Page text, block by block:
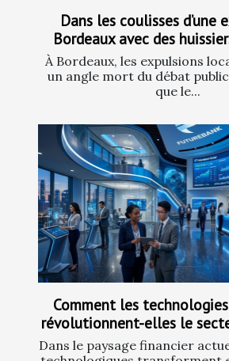
Dans les coulisses d’une
Bordeaux avec des
À Bordeaux, les expulsions
un angle mort du débat
que le...
Comment les
révolutionnent-elles le
Dans le paysage financier